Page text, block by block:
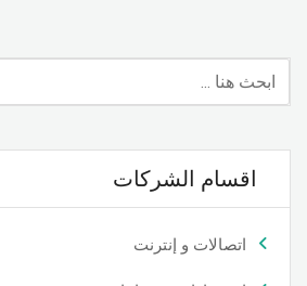
اقسام الشركات
اتصالات و إنترنت